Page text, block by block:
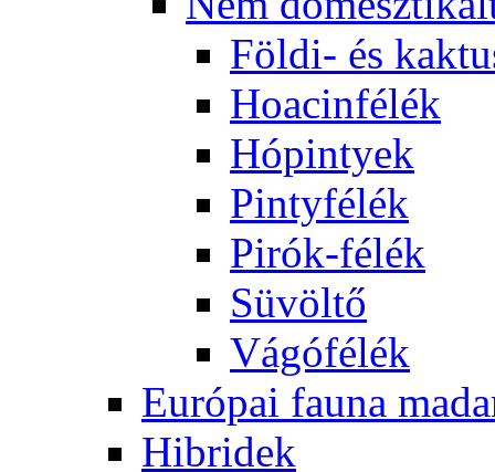
Földi- és
Hoacinfélék
Hópintyek
Pintyfélék
Pirók-félék
Süvöltő
Vágófélék
Európai fauna
Hibridek